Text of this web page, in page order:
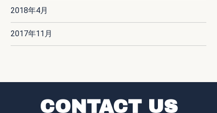
2018年4月
2017年11月
CONTACT US